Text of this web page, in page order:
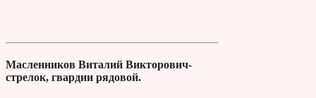
Масленников Виталий Викторович-
стрелок, гвардии рядовой.